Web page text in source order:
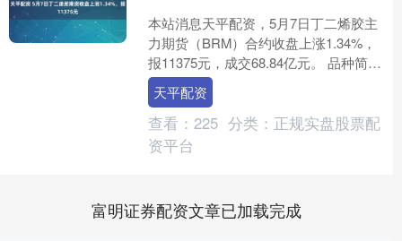
本站消息天平配资，5月7日丁二烯胶主
力期货（BRM）合约收盘上涨1.34%，
报11375元，成交68.84亿元。 品种简
介：丁二烯胶期货是一种以丁二烯为主
要原料....
天平配资
查看： 225 分类： 正规实盘股票配
资平台
富明证券配资文章已加载完成